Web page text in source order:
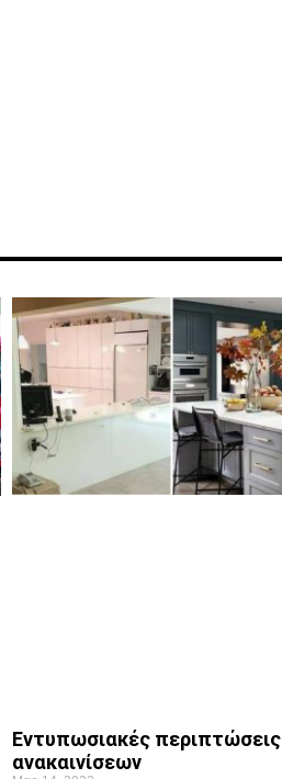
Εντυπωσιακές περιπτώσεις
ανακαινίσεων